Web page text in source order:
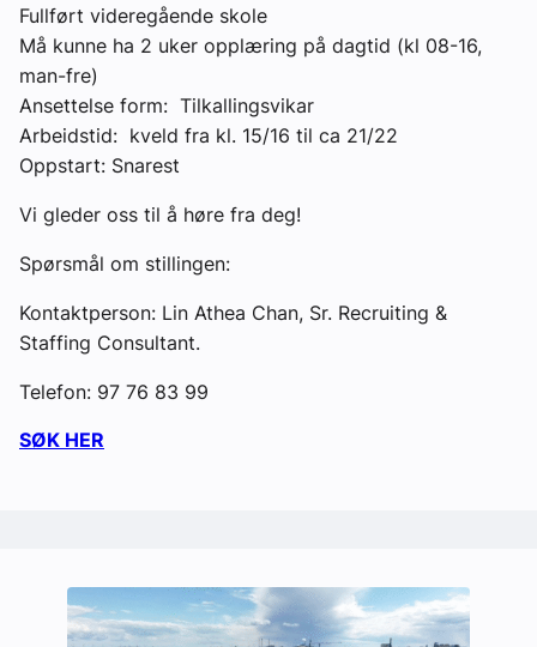
Fullført videregående skole
Må kunne ha 2 uker opplæring på dagtid (kl 08-16,
man-fre)
Ansettelse form: Tilkallingsvikar
Arbeidstid: kveld fra kl. 15/16 til ca 21/22
Oppstart: Snarest
Vi gleder oss til å høre fra deg!
Spørsmål om stillingen:
Kontaktperson: Lin Athea Chan, Sr. Recruiting &
Staffing Consultant.
Telefon: 97 76 83 99
SØK HER